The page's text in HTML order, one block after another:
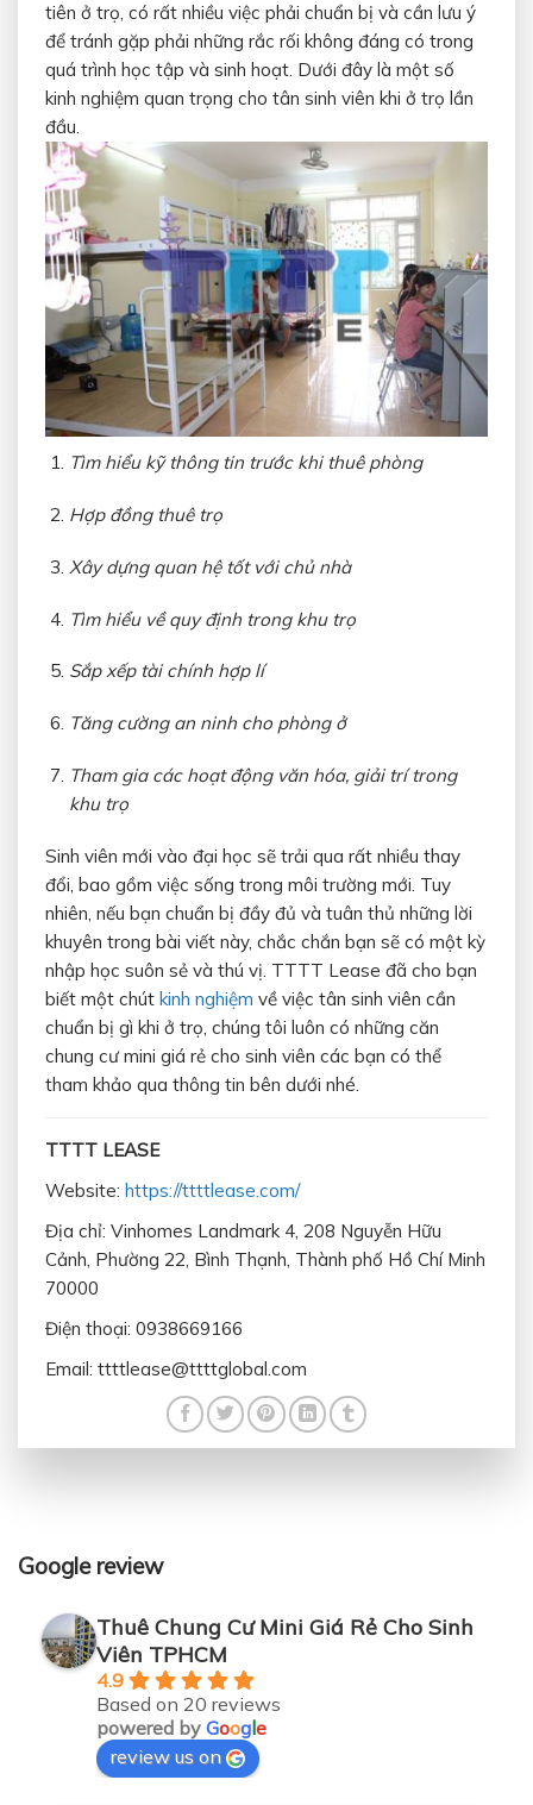
tiên ở trọ, có rất nhiều việc phải chuẩn bị và cần lưu ý
để tránh gặp phải những rắc rối không đáng có trong
quá trình học tập và sinh hoạt. Dưới đây là một số
kinh nghiệm quan trọng cho tân sinh viên khi ở trọ lần
đầu.
Tìm hiểu kỹ thông tin trước khi thuê phòng
Hợp đồng thuê trọ
Xây dựng quan hệ tốt với chủ nhà
Tìm hiểu về quy định trong khu trọ
Sắp xếp tài chính hợp lí
Tăng cường an ninh cho phòng ở
Tham gia các hoạt động văn hóa, giải trí trong
khu trọ
Sinh viên mới vào đại học sẽ trải qua rất nhiều thay
đổi, bao gồm việc sống trong môi trường mới. Tuy
nhiên, nếu bạn chuẩn bị đầy đủ và tuân thủ những lời
khuyên trong bài viết này, chắc chắn bạn sẽ có một kỳ
nhập học suôn sẻ và thú vị. TTTT Lease đã cho bạn
biết một chút kinh nghiệm về việc tân sinh viên cần
chuẩn bị gì khi ở trọ, chúng tôi luôn có những căn
chung cư mini giá rẻ cho sinh viên các bạn có thể
tham khảo qua thông tin bên dưới nhé.
TTTT LEASE
Website: https://ttttlease.com/
Địa chỉ: Vinhomes Landmark 4, 208 Nguyễn Hữu
Cảnh, Phường 22, Bình Thạnh, Thành phố Hồ Chí Minh
70000
Điện thoại: 0938669166
Email: ttttlease@ttttglobal.com
Google review
Thuê Chung Cư Mini Giá Rẻ Cho Sinh
Viên TPHCM
4.9
Based on 20 reviews
powered by Google
review us on